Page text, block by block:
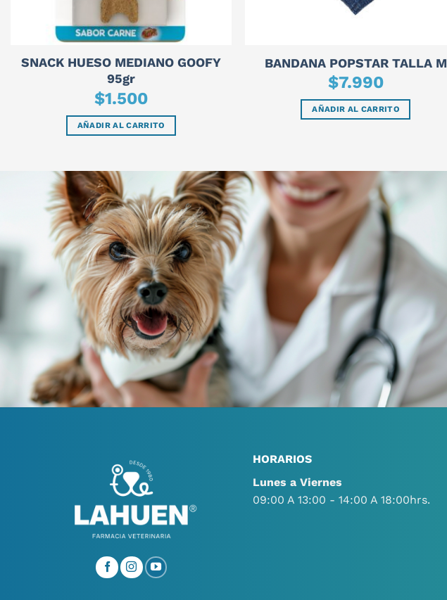
SNACK HUESO MEDIANO GOOFY
95gr
$1.500
AÑADIR AL CARRITO
BANDANA POPSTAR TALLA M
$7.990
AÑADIR AL CARRITO
HORARIOS
Lunes a Viernes
09:00 A 13:00 - 14:00 A 18:00hrs.